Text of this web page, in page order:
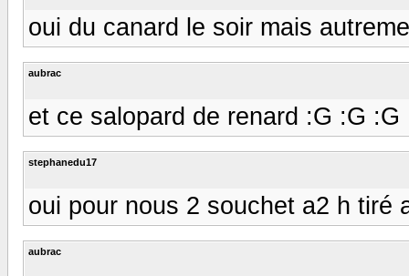
oui du canard le soir mais
aubrac
et ce salopard de renard :G :G :G
stephanedu17
oui pour nous 2 souchet a2 h tiré
aubrac